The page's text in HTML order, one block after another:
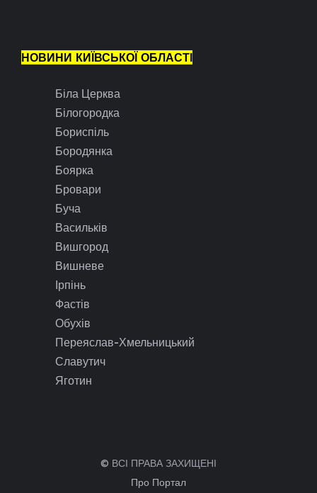
НОВИНИ КИЇВСЬКОЇ ОБЛАСТІ
Біла Церква
Білогородка
Бориспіль
Бородянка
Боярка
Бровари
Буча
Васильків
Вишгород
Вишневе
Ірпінь
Фастів
Обухів
Переяслав-Хмельницький
Славутич
Яготин
© ВСІ ПРАВА ЗАХИЩЕНІ
Про Портал